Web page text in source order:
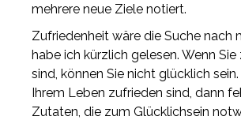
mehrere neue Ziele notiert.
Zufriedenheit wäre die Suche nach
habe ich kürzlich gelesen. Wenn Sie
sind, können Sie nicht glücklich
Ihrem Leben zufrieden sind, dann
Zutaten, die zum Glücklichsein